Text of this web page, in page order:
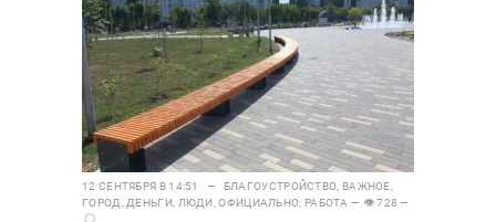
12 СЕНТЯБРЯ В 14:51 — БЛАГОУСТРОЙСТВО ВАЖНОЕ
ГОРОД
ДЕНЬГИ, ЛЮДИ ,ОФИЦИАЛЬНО РАБОТА — 👁 728 —